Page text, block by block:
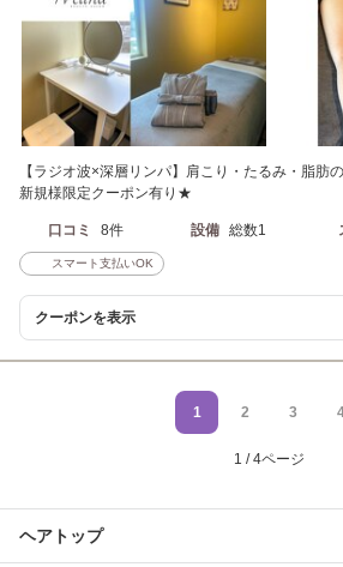
【ラジオ波×深層リンパ】肩こり・たるみ・脂肪
新規様限定クーポン有り★
口コミ 8件 設備 総数1
スマート支払いOK
クーポンを表示
1 2 3
1 / 4ページ
ヘアトップ